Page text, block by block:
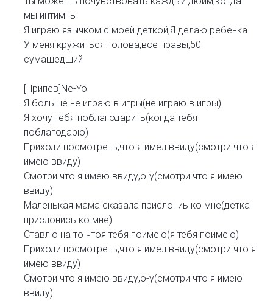
мы интимны
Я играю язычком с моей деткой,Я делаю ребенка
У меня кружиться голова,все правы,50
сумашедший
[Припев]Ne-Yo
Я больше не играю в игры(не играю в игры)
Я хочу тебя поблагодарить(когда тебя
поблагодарю)
Приходи посмотреть,что я имел ввиду(смотри что я
имею ввиду)
Смотри что я имею ввиду,о-у(смотри что я имею
ввиду)
Маленькая мама сказала прислониь ко мне(детка
прислонись ко мне)
Ставлю на то чтоя тебя поимею(я тебя поимею)
Приходи посмотреть,что я имел ввиду(смотри что я
имею ввиду)
Смотри что я имею ввиду,о-у(смотри что я имею
ввиду)